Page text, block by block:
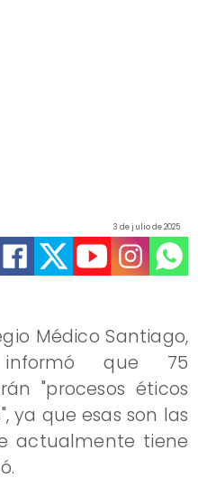
3 de julio de 2025
Médico Santiago,
que 75
"procesos éticos
ya que esas son las
actualmente tiene